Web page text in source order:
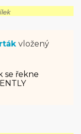
vložený
se řekne